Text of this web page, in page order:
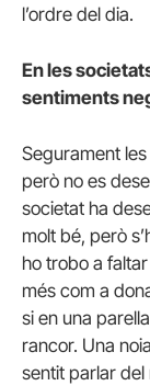
l’ordre del dia.
En les
sentiments
Segurament
però no es
societat ha
molt bé, però
ho trobo a
més com a
si en una
rancor. Una
sentit parlar del